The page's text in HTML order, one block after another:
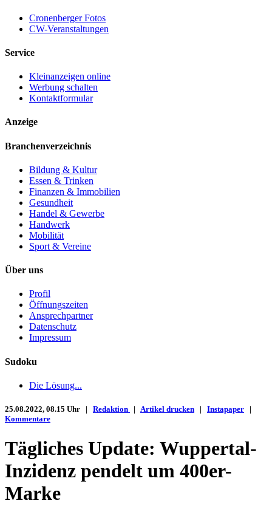
Cronenberger Fotos
CW-Veranstaltungen
Service
Kleinanzeigen online
Werbung schalten
Kontaktformular
Anzeige
Branchenverzeichnis
Bildung & Kultur
Essen & Trinken
Finanzen & Immobilien
Gesundheit
Handel & Gewerbe
Handwerk
Mobilität
Sport & Vereine
Über uns
Profil
Öffnungszeiten
Ansprechpartner
Datenschutz
Impressum
Sudoku
Die Lösung...
25.08.2022, 08.15 Uhr | Redaktion | Artikel drucken | Instapaper |
Kommentare
Tägliches Update: Wuppertal-
Inzidenz pendelt um 400er-
Marke